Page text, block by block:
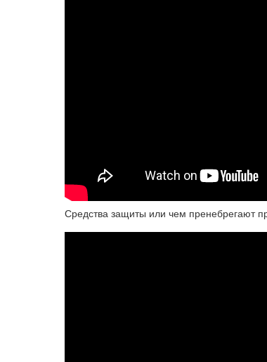
Средства защиты или чем пренебрегают